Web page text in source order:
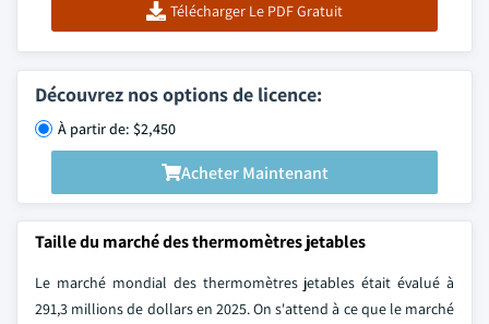
Télécharger Le PDF Gratuit
Découvrez nos options de licence:
À partir de: $2,450
Acheter Maintenant
Taille du marché des thermomètres jetables
Le marché mondial des thermomètres jetables était évalué à
291,3 millions de dollars en 2025. On s'attend à ce que le marché